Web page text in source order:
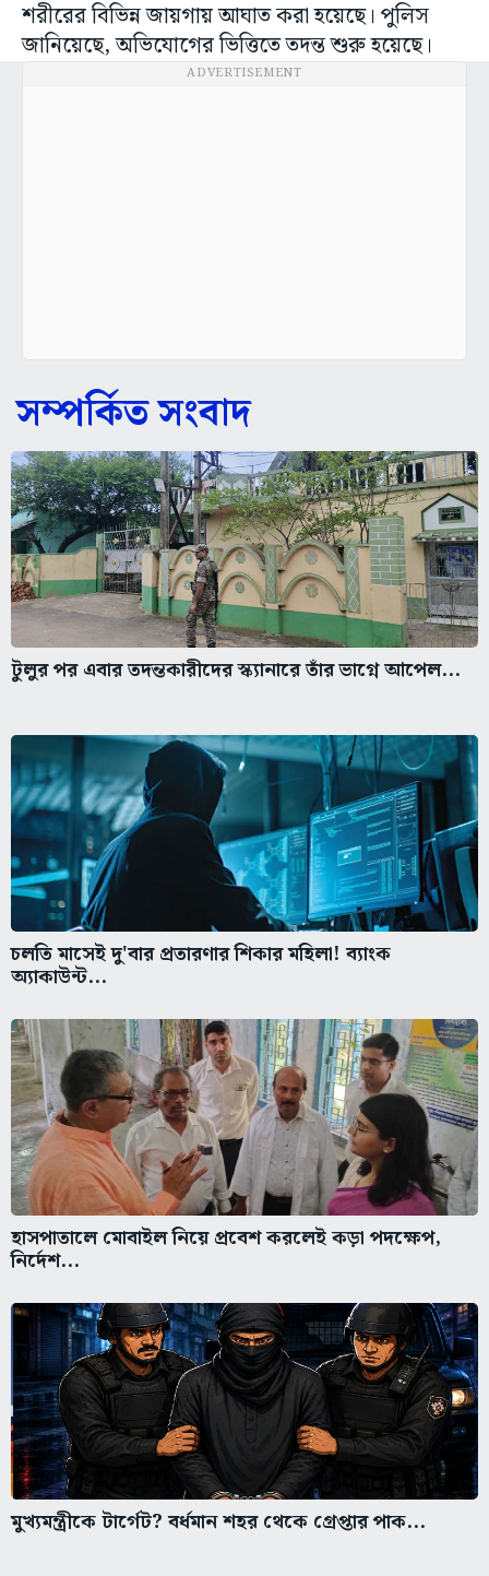
শরীরের বিভিন্ন জায়গায় আঘাত করা হয়েছে। পুলিস
জানিয়েছে, অভিযোগের ভিত্তিতে তদন্ত শুরু হয়েছে।
ADVERTISEMENT
সম্পর্কিত সংবাদ
টুলুর পর এবার তদন্তকারীদের স্ক্যানারে তাঁর ভাগ্নে আপেল...
চলতি মাসেই দু'বার প্রতারণার শিকার মহিলা! ব্যাংক
অ্যাকাউন্ট...
হাসপাতালে মোবাইল নিয়ে প্রবেশ করলেই কড়া পদক্ষেপ,
নির্দেশ...
মুখ্যমন্ত্রীকে টার্গেট? বর্ধমান শহর থেকে গ্রেপ্তার পাক...